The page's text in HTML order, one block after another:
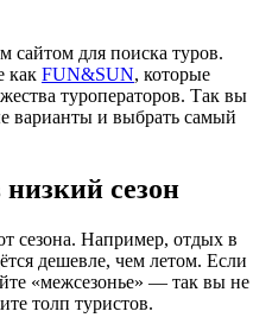
сайтом для поиска туров.
как FUN&SUN, которые
туроператоров. Так вы
варианты и выбрать самый
сезон
сезона. Например, отдых в
дешевле, чем летом. Если
«межсезонье» — так вы не
толп туристов.